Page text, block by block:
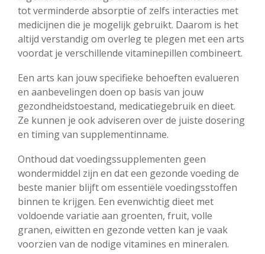
tot verminderde absorptie of zelfs interacties met
medicijnen die je mogelijk gebruikt. Daarom is het
altijd verstandig om overleg te plegen met een arts
voordat je verschillende vitaminepillen combineert.
Een arts kan jouw specifieke behoeften evalueren
en aanbevelingen doen op basis van jouw
gezondheidstoestand, medicatiegebruik en dieet.
Ze kunnen je ook adviseren over de juiste dosering
en timing van supplementinname.
Onthoud dat voedingssupplementen geen
wondermiddel zijn en dat een gezonde voeding de
beste manier blijft om essentiële voedingsstoffen
binnen te krijgen. Een evenwichtig dieet met
voldoende variatie aan groenten, fruit, volle
granen, eiwitten en gezonde vetten kan je vaak
voorzien van de nodige vitamines en mineralen.